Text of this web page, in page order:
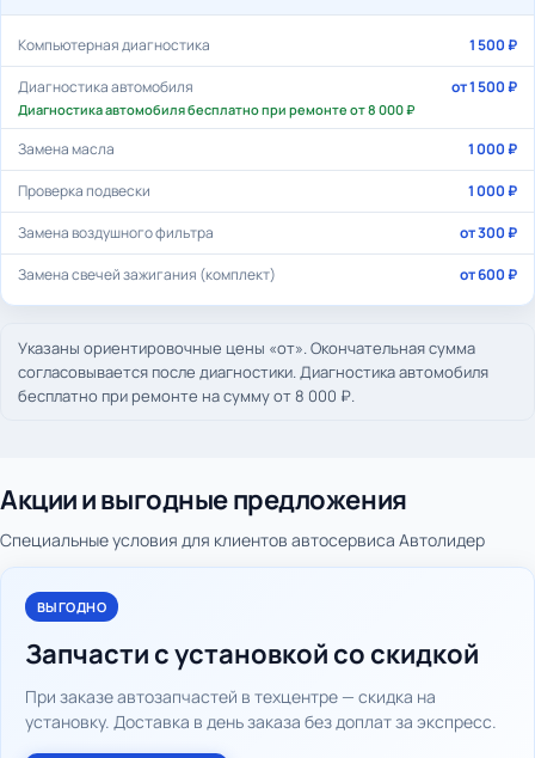
Компьютерная диагностика 1 500 ₽
Диагностика автомобиля
Диагностика автомобиля бесплатно при ремонте от 8 000 ₽
от 1 500 ₽
Замена масла 1 000 ₽
Проверка подвески 1 000 ₽
Замена воздушного фильтра от 300 ₽
Замена свечей зажигания (комплект) от 600 ₽
Указаны ориентировочные цены «от». Окончательная сумма
согласовывается после диагностики. Диагностика автомобиля
бесплатно при ремонте на сумму от 8 000 ₽.
Акции и выгодные предложения
Специальные условия для клиентов автосервиса Автолидер
ВЫГОДНО
Запчасти с установкой со скидкой
При заказе автозапчастей в техцентре — скидка на
установку. Доставка в день заказа без доплат за экспресс.